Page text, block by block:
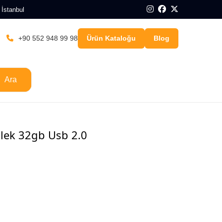
+90 552 948 99 98 Ürün Kataloğu Blog
Ara
32gb Usb 2.0